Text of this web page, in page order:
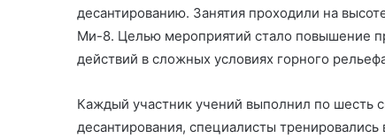
десантированию. Занятия проходили на
Ми-8. Целью мероприятий стало повышение
действий в сложных условиях горного
Каждый участник учений выполнил по
десантирования, специалисты